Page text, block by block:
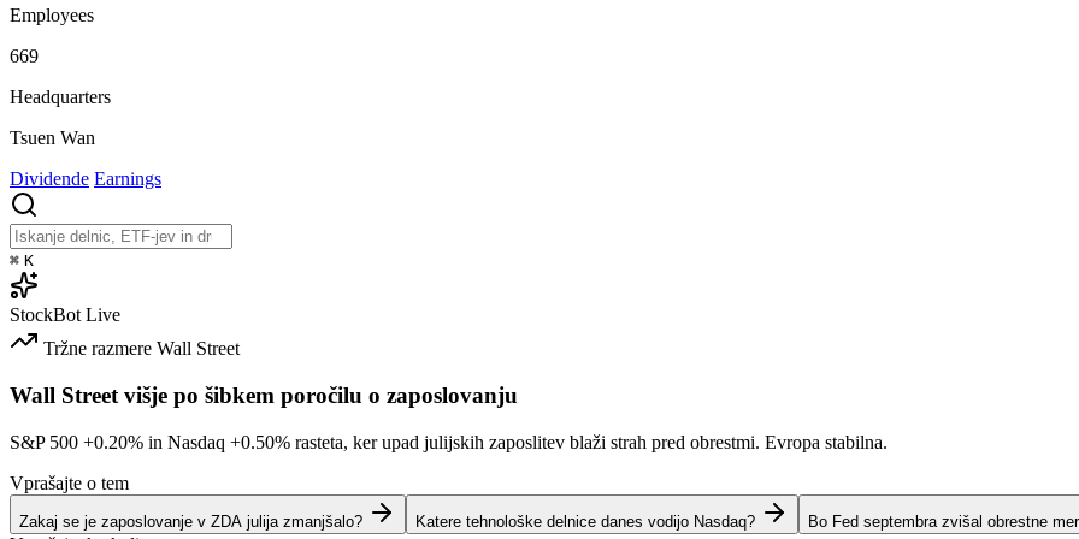
Employees
669
Headquarters
Tsuen Wan
Dividende Earnings
⌘ K
StockBot Live
Tržne razmere Wall Street
Wall Street višje po šibkem poročilu o zaposlovanju
S&P 500 +0.20% in Nasdaq +0.50% rasteta, ker upad julijskih zaposlitev blaži strah pred obrestmi. Evropa stabilna.
Vprašajte o tem
Zakaj se je zaposlovanje v ZDA julija zmanjšalo? Katere tehnološke delnice danes vodijo Nasdaq? Bo Fed septembra zvišal obrestne